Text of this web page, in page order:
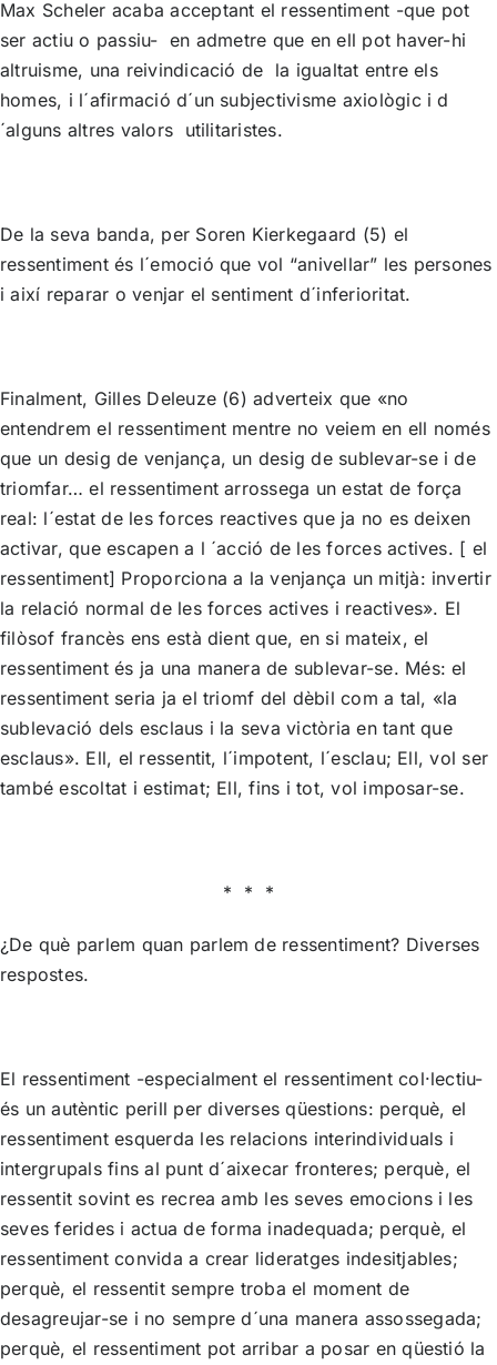
Max Scheler acaba acceptant el ressentiment -que pot
ser actiu o passiu- en admetre que en ell pot haver-hi
altruisme, una reivindicació de la igualtat entre els
homes, i l´afirmació d´un subjectivisme axiològic i d
´alguns altres valors utilitaristes.
De la seva banda, per Soren Kierkegaard (5) el
ressentiment és l´emoció que vol “anivellar” les persones
i així reparar o venjar el sentiment d´inferioritat.
Finalment, Gilles Deleuze (6) adverteix que «no
entendrem el ressentiment mentre no veiem en ell només
que un desig de venjança, un desig de sublevar-se i de
triomfar… el ressentiment arrossega un estat de força
real: l´estat de les forces reactives que ja no es deixen
activar, que escapen a l ´acció de les forces actives. [ el
ressentiment] Proporciona a la venjança un mitjà: invertir
la relació normal de les forces actives i reactives». El
filòsof francès ens està dient que, en si mateix, el
ressentiment és ja una manera de sublevar-se. Més: el
ressentiment seria ja el triomf del dèbil com a tal, «la
sublevació dels esclaus i la seva victòria en tant que
esclaus». Ell, el ressentit, l´impotent, l´esclau; Ell, vol ser
també escoltat i estimat; Ell, fins i tot, vol imposar-se.
* * *
¿De què parlem quan parlem de ressentiment? Diverses
respostes.
El ressentiment -especialment el ressentiment col·lectiu-
és un autèntic perill per diverses qüestions: perquè, el
ressentiment esquerda les relacions interindividuals i
intergrupals fins al punt d´aixecar fronteres; perquè, el
ressentit sovint es recrea amb les seves emocions i les
seves ferides i actua de forma inadequada; perquè, el
ressentiment convida a crear lideratges indesitjables;
perquè, el ressentit sempre troba el moment de
desagreujar-se i no sempre d´una manera assossegada;
perquè, el ressentiment pot arribar a posar en qüestió la